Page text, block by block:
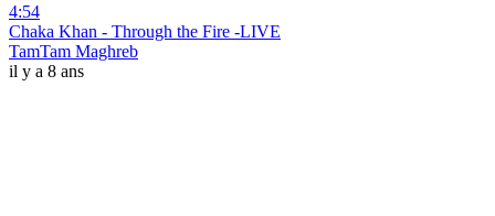
4:54
Chaka Khan - Through the Fire -LIVE
TamTam Maghreb
il y a 8 ans